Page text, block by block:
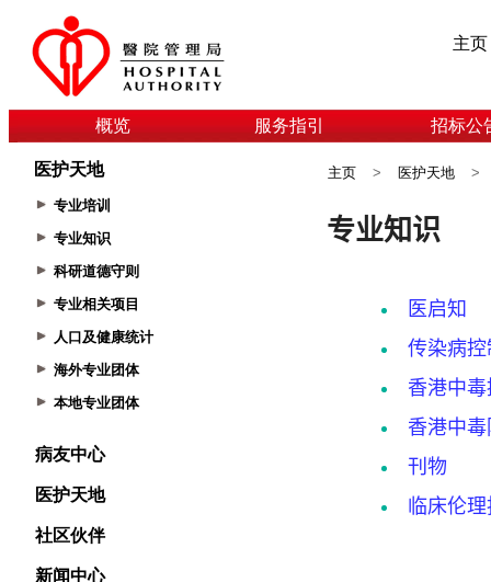
主页
概览 服务指引 招标公
医护天地
专业培训
专业知识
科研道德守则
专业相关项目
人口及健康统计
海外专业团体
本地专业团体
病友中心
医护天地
社区伙伴
新闻中心
主页 > 医护天地 >